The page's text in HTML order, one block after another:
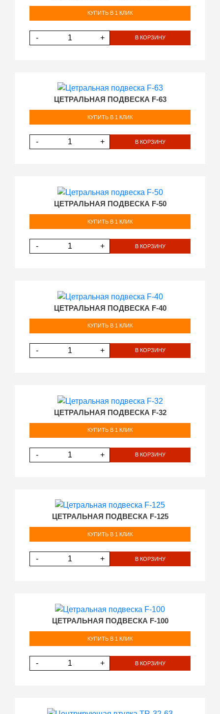
КУПИТЬ В 1 КЛИК
- + В КОРЗИНУ
ЦЕТРАЛЬНАЯ ПОДВЕСКА F-63
КУПИТЬ В 1 КЛИК
- + В КОРЗИНУ
ЦЕТРАЛЬНАЯ ПОДВЕСКА F-50
КУПИТЬ В 1 КЛИК
- + В КОРЗИНУ
ЦЕТРАЛЬНАЯ ПОДВЕСКА F-40
КУПИТЬ В 1 КЛИК
- + В КОРЗИНУ
ЦЕТРАЛЬНАЯ ПОДВЕСКА F-32
КУПИТЬ В 1 КЛИК
- + В КОРЗИНУ
ЦЕТРАЛЬНАЯ ПОДВЕСКА F-125
КУПИТЬ В 1 КЛИК
- + В КОРЗИНУ
ЦЕТРАЛЬНАЯ ПОДВЕСКА F-100
КУПИТЬ В 1 КЛИК
- + В КОРЗИНУ